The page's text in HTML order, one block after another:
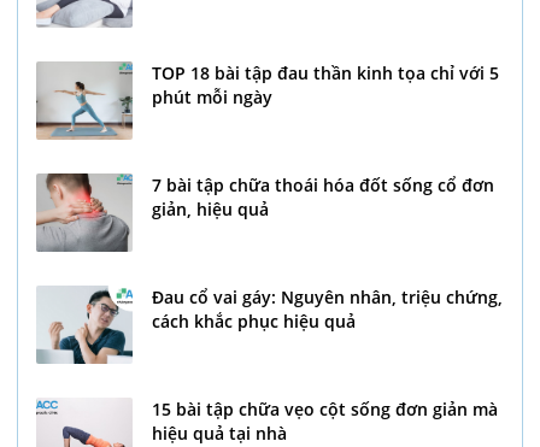
TOP 18 bài tập đau thần kinh tọa chỉ với 5
phút mỗi ngày
7 bài tập chữa thoái hóa đốt sống cổ đơn
giản, hiệu quả
Đau cổ vai gáy: Nguyên nhân, triệu chứng,
cách khắc phục hiệu quả
15 bài tập chữa vẹo cột sống đơn giản mà
hiệu quả tại nhà